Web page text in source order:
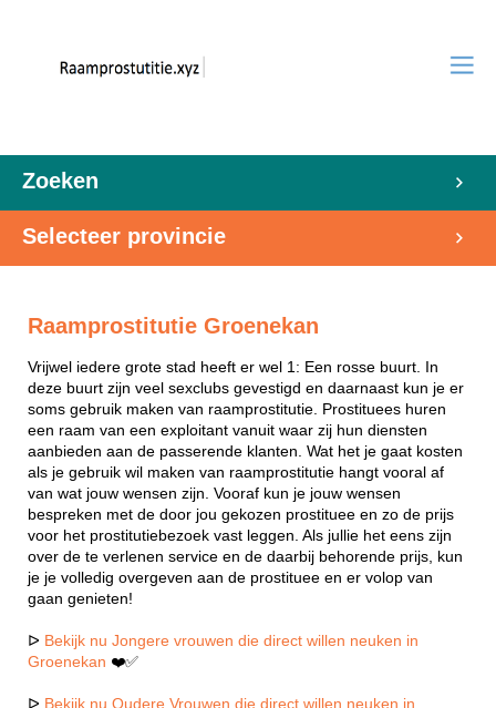
Zoeken
Selecteer provincie
Raamprostitutie Groenekan
Vrijwel iedere grote stad heeft er wel 1: Een rosse buurt. In
deze buurt zijn veel sexclubs gevestigd en daarnaast kun je er
soms gebruik maken van raamprostitutie. Prostituees huren
een raam van een exploitant vanuit waar zij hun diensten
aanbieden aan de passerende klanten. Wat het je gaat kosten
als je gebruik wil maken van raamprostitutie hangt vooral af
van wat jouw wensen zijn. Vooraf kun je jouw wensen
bespreken met de door jou gekozen prostituee en zo de prijs
voor het prostitutiebezoek vast leggen. Als jullie het eens zijn
over de te verlenen service en de daarbij behorende prijs, kun
je je volledig overgeven aan de prostituee en er volop van
gaan genieten!
ᐅ Bekijk nu Jongere vrouwen die direct willen neuken in
Groenekan ❤️✅
ᐅ Bekijk nu Oudere Vrouwen die direct willen neuken in